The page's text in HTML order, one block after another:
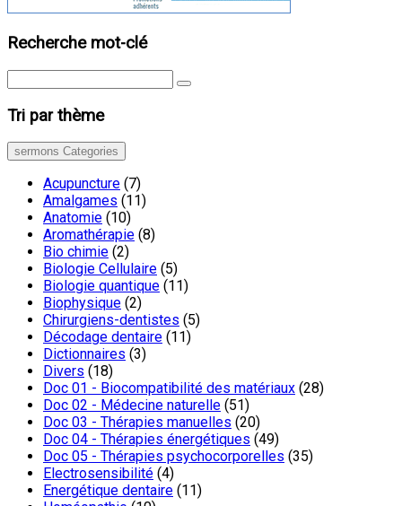
Recherche mot-clé
Tri par thème
sermons Categories
Acupuncture (7)
Amalgames (11)
Anatomie (10)
Aromathérapie (8)
Bio chimie (2)
Biologie Cellulaire (5)
Biologie quantique (11)
Biophysique (2)
Chirurgiens-dentistes (5)
Décodage dentaire (11)
Dictionnaires (3)
Divers (18)
Doc 01 - Biocompatibilité des matériaux (28)
Doc 02 - Médecine naturelle (51)
Doc 03 - Thérapies manuelles (20)
Doc 04 - Thérapies énergétiques (49)
Doc 05 - Thérapies psychocorporelles (35)
Electrosensibilité (4)
Energétique dentaire (11)